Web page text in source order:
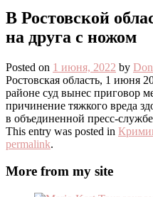
В Ростовской
на друга с ножом
Posted on 1 июня, 2022 by
Ростовская область, 1 июня
районе суд вынес приговор
причинение тяжкого вреда
в объединенной пресс-
This entry was posted in
permalink.
More from my site